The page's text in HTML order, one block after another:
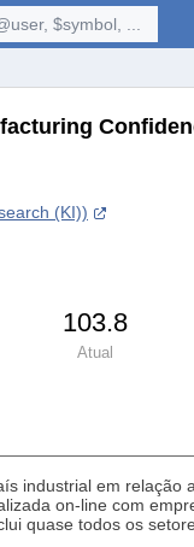
$symbol, ...
(KI))
103.8
Atual
industrial em relação
on-line com
quase todos os